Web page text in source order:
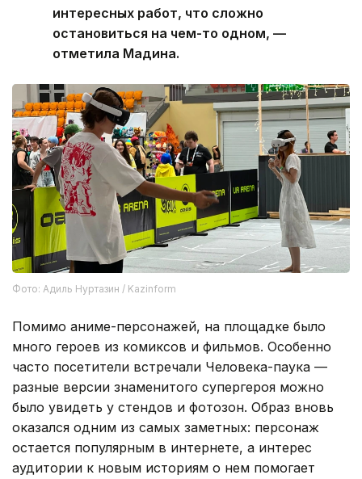
интересных работ, что сложно
остановиться на чем-то одном, —
отметила Мадина.
Фото: Адиль Нуртазин / Kazinform
Помимо аниме-персонажей, на площадке было
много героев из комиксов и фильмов. Особенно
часто посетители встречали Человека-паука —
разные версии знаменитого супергероя можно
было увидеть у стендов и фотозон. Образ вновь
оказался одним из самых заметных: персонаж
остается популярным в интернете, а интерес
аудитории к новым историям о нем помогает